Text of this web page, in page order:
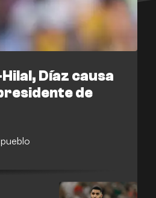
Díaz causa
de